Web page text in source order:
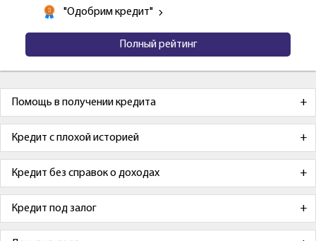
"Одобрим кредит"
Полный рейтинг
Помощь в получении кредита
Кредит с плохой историей
Кредит без справок о доходах
Кредит под залог